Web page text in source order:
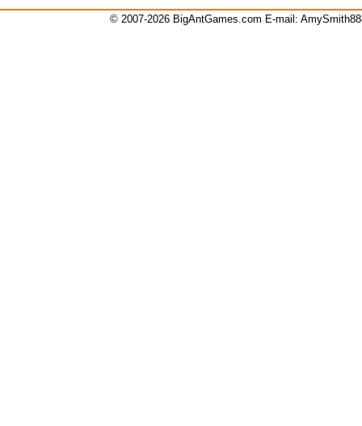
© 2007-2026 BigAntGames.com E-mail: